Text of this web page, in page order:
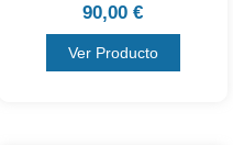
90,00 €
Ver Producto